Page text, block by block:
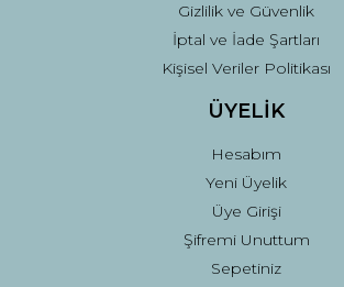
Gizlilik ve Güvenlik
İptal ve İade Şartları
Kişisel Veriler Politikası
ÜYELİK
Hesabım
Yeni Üyelik
Üye Girişi
Şifremi Unuttum
Sepetiniz